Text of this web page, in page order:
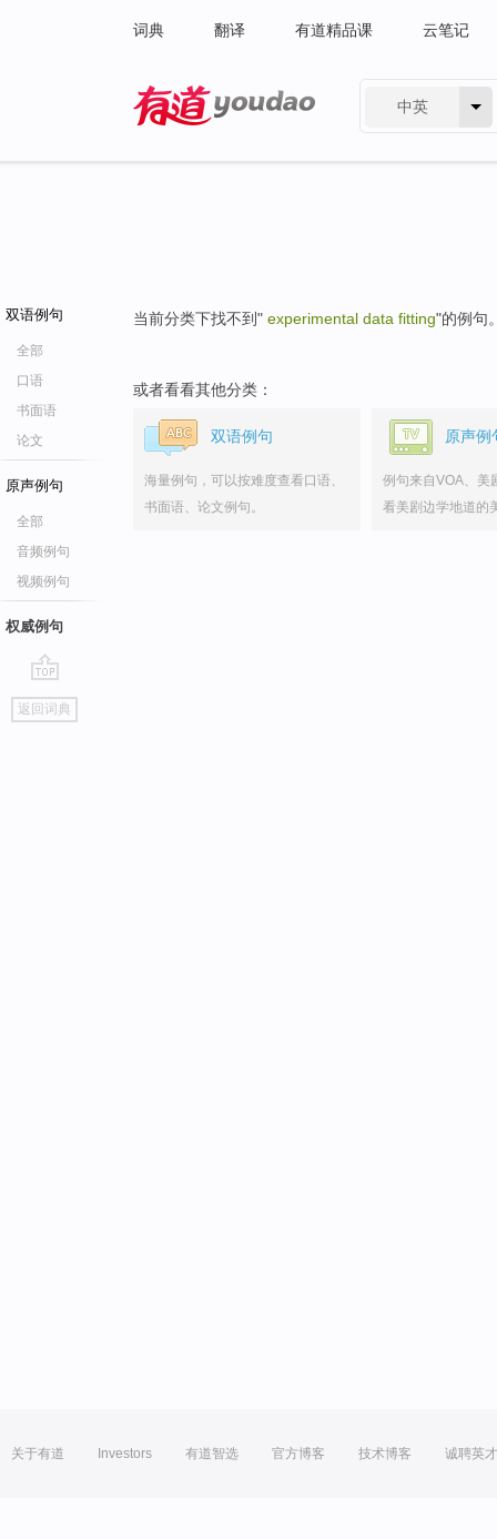
词典 翻译 有道精品课 云笔记
中英
双语例句
全部
口语
书面语
论文
原声例句
全部
音频例句
视频例句
权威例句
go
top
返回词典
当前分类下找不到" experimental data fitting"的例句
或者看看其他分类：
双语例句
海量例句，可以按难度查看口语、
书面语、论文例句。
原声例
例句来自VOA、美
看美剧边学地道的
关于有道 Investors 有道智选 官方博客 技术博客 诚聘英才